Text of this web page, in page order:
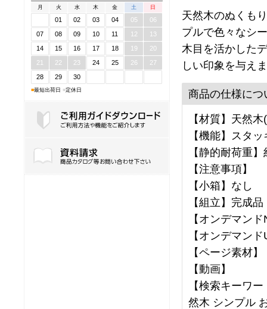
月 火 水 木 金 土 日
01 02 03 04 05
06
07
08 09 10 11 12
13
14
15 16 17 18 19
20
21
22 23 24 25 26
27
28
29 30
■最短出荷日 ■定休日
天然木のぬくも
プルで色々なシ
木目を活かした
しい印象を与え
商品の仕様につ
【材質】天然
【機能】スタ
【静的耐荷重
【注意事項】
【小箱】なし
【組立】完成品
【オンデマン
【オンデマン
【ページ素材】
【動画】
【検索キーワ
然木 シンプル